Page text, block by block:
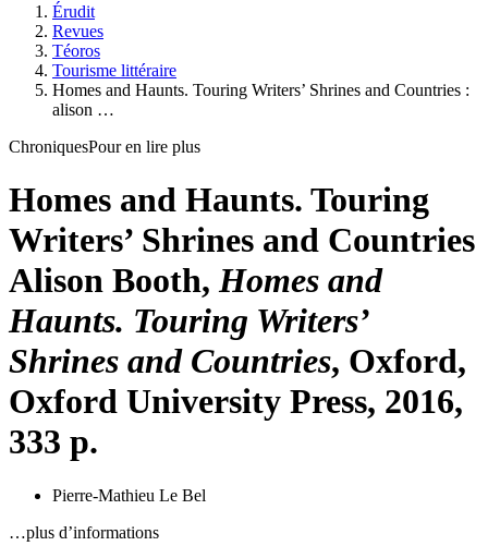
Érudit
Revues
Téoros
Tourisme littéraire
Homes and Haunts. Touring Writers’ Shrines and Countries :
alison …
ChroniquesPour en lire plus
Homes and Haunts. Touring
Writers’ Shrines and Countries
Alison Booth, Homes and
Haunts. Touring Writers’
Shrines and Countries, Oxford,
Oxford University Press, 2016,
333 p.
Pierre-Mathieu Le Bel
…plus d’informations